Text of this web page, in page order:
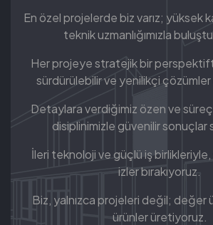
En özel projelerde biz varız; yüksek
teknik uzmanlığımızla
Her projeye stratejik bir
sürdürülebilir ve yenilikçi
Detaylara verdiğimiz özen ve
disiplinimizle güvenilir sonuçlar
İleri teknoloji ve güçlü iş birlikleriyle,
izler bırakıyoruz.
Biz, yalnızca projeleri değil;
ürünler üretiyoruz.